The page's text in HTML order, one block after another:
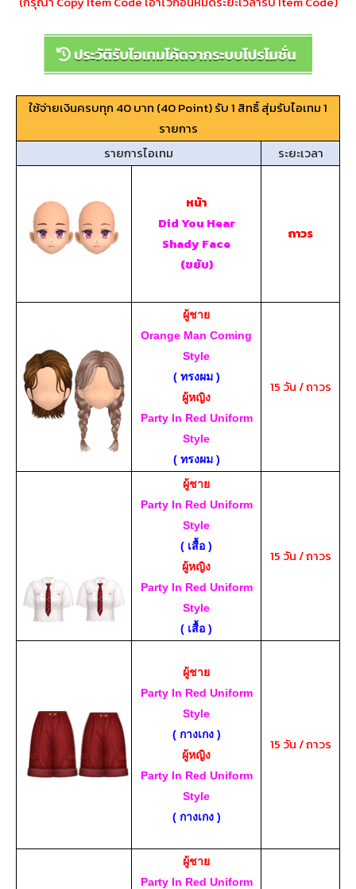
ใช้จ่ายเงินครบทุก 40 บาท (40 Point) รับ 1 สิทธิ์ สุ่มรับไอเทม 1
รายการ
รายการไอเทม
ระยะเวลา
หน้า
Did You Hear
Shady Face
(ขยับ)
ถาวร
ผู้ชาย
Orange Man Coming
Style
( ทรงผม )
ผู้หญิง
Party In Red Uniform
Style
( ทรงผม )
15 วัน / ถาวร
ผู้ชาย
Party In Red Uniform
Style
( เสื้อ )
ผู้หญิง
Party In Red Uniform
Style
( เสื้อ )
15 วัน / ถาวร
ผู้ชาย
Party In Red Uniform
Style
( กางเกง )
ผู้หญิง
Party In Red Uniform
Style
( กางเกง )
15 วัน / ถาวร
ผู้ชาย
Party In Red Uniform